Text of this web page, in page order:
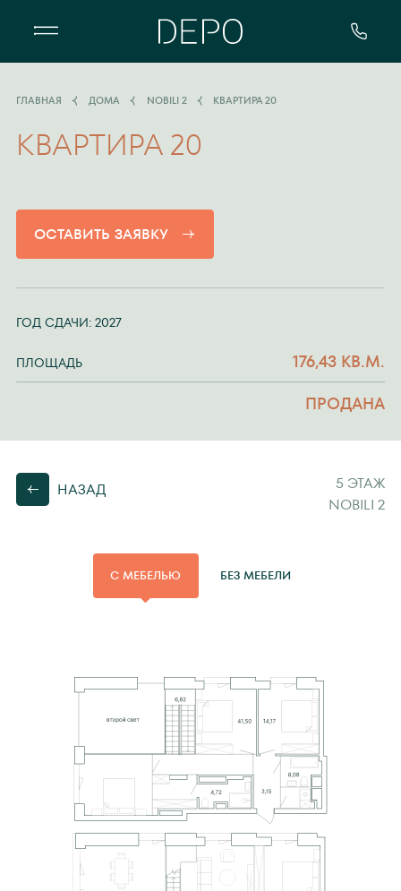
ГЛАВНАЯ ДОМА NOBILI 2 КВАРТИРА 20
КВАРТИРА 20
ОСТАВИТЬ ЗАЯВКУ
ГОД СДАЧИ: 2027
ПЛОЩАДЬ
176,43 КВ.М.
ПРОДАНА
НАЗАД
5 ЭТАЖ
NOBILI 2
С МЕБЕЛЬЮ БЕЗ МЕБЕЛИ